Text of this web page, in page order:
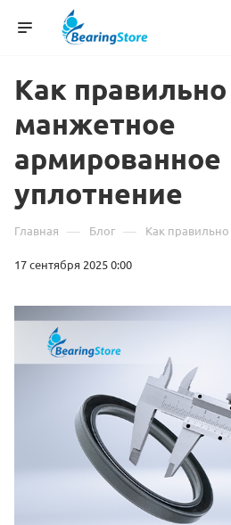
Как
манжетное
армированное
уплотнение
Главная — Блог — Как
17 сентября 2025 0:00